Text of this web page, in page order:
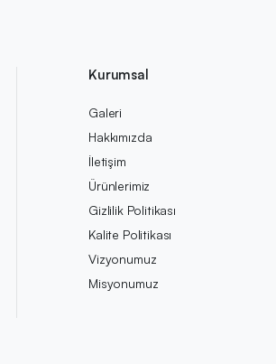
Kurumsal
Galeri
Hakkımızda
İletişim
Ürünlerimiz
Gizlilik Politikası
Kalite Politikası
Vizyonumuz
Misyonumuz